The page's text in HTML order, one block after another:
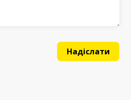
Надіслати